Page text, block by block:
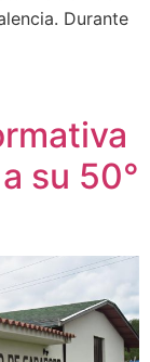
Durante
su 50°